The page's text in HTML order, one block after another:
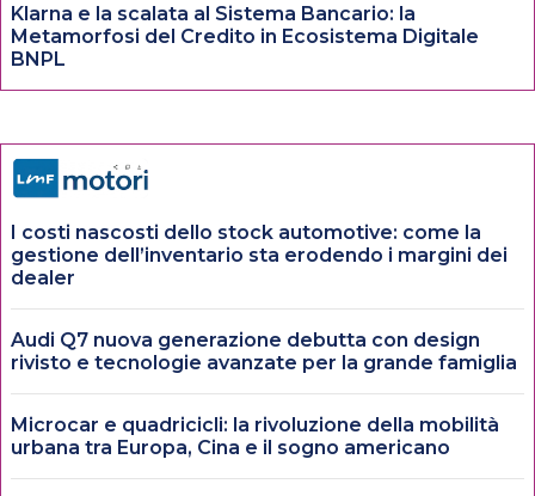
Klarna e la scalata al Sistema Bancario: la
Metamorfosi del Credito in Ecosistema Digitale
BNPL
I costi nascosti dello stock automotive: come la
gestione dell’inventario sta erodendo i margini dei
dealer
Audi Q7 nuova generazione debutta con design
rivisto e tecnologie avanzate per la grande famiglia
Microcar e quadricicli: la rivoluzione della mobilità
urbana tra Europa, Cina e il sogno americano